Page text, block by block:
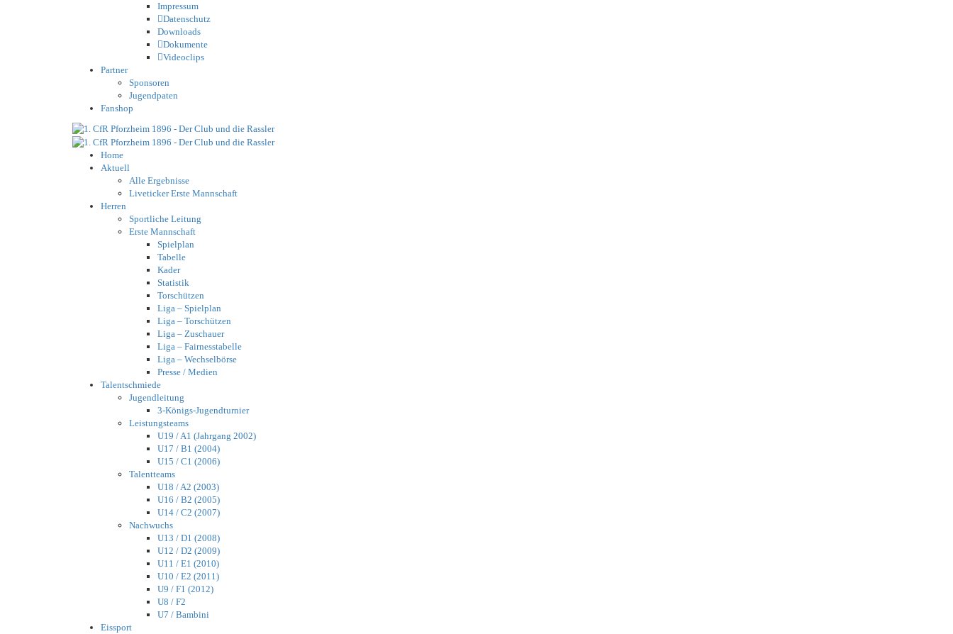
Impressum
Datenschutz
Downloads
Dokumente
Videoclips
Partner
Sponsoren
Jugendpaten
Fanshop
Home
Aktuell
Alle Ergebnisse
Liveticker Erste Mannschaft
Herren
Sportliche Leitung
Erste Mannschaft
Spielplan
Tabelle
Kader
Statistik
Torschützen
Liga – Spielplan
Liga – Torschützen
Liga – Zuschauer
Liga – Fairnesstabelle
Liga – Wechselbörse
Presse / Medien
Talentschmiede
Jugendleitung
3-Königs-Jugendturnier
Leistungsteams
U19 / A1 (Jahrgang 2002)
U17 / B1 (2004)
U15 / C1 (2006)
Talentteams
U18 / A2 (2003)
U16 / B2 (2005)
U14 / C2 (2007)
Nachwuchs
U13 / D1 (2008)
U12 / D2 (2009)
U11 / E1 (2010)
U10 / E2 (2011)
U9 / F1 (2012)
U8 / F2
U7 / Bambini
Eissport